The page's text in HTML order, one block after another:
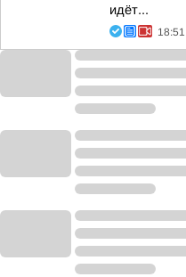
идёт...
18:51